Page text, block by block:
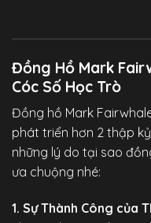
Đồng Hồ Mark
Cóc Số Học Trò
Đồng hồ Mark
phát triển hơn 2 thập
những lý do tại sao
ưa chuộng nhé:
1. Sự Thành Công của